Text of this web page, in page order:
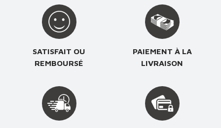
SATISFAIT OU
REMBOURSÉ
PAIEMENT À LA
LIVRAISON